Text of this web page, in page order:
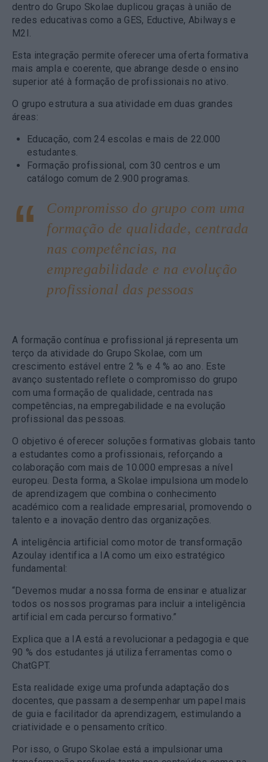
dentro do Grupo Skolae duplicou graças à união de
redes educativas como a GES, Eductive, Abilways e
M2I.
Esta integração permite oferecer uma oferta formativa
mais ampla e coerente, que abrange desde o ensino
superior até à formação de profissionais no ativo.
O grupo estrutura a sua atividade em duas grandes
áreas:
Educação, com 24 escolas e mais de 22.000
estudantes.
Formação profissional, com 30 centros e um
catálogo comum de 2.900 programas.
Compromisso do grupo com uma
formação de qualidade, centrada
nas competências, na
empregabilidade e na evolução
profissional das pessoas
A formação contínua e profissional já representa um
terço da atividade do Grupo Skolae, com um
crescimento estável entre 2 % e 4 % ao ano. Este
avanço sustentado reflete o compromisso do grupo
com uma formação de qualidade, centrada nas
competências, na empregabilidade e na evolução
profissional das pessoas.
O objetivo é oferecer soluções formativas globais tanto
a estudantes como a profissionais, reforçando a
colaboração com mais de 10.000 empresas a nível
europeu. Desta forma, a Skolae impulsiona um modelo
de aprendizagem que combina o conhecimento
académico com a realidade empresarial, promovendo o
talento e a inovação dentro das organizações.
A inteligência artificial como motor de transformação
Azoulay identifica a IA como um eixo estratégico
fundamental:
“Devemos mudar a nossa forma de ensinar e atualizar
todos os nossos programas para incluir a inteligência
artificial em cada percurso formativo.”
Explica que a IA está a revolucionar a pedagogia e que
90 % dos estudantes já utiliza ferramentas como o
ChatGPT.
Esta realidade exige uma profunda adaptação dos
docentes, que passam a desempenhar um papel mais
de guia e facilitador da aprendizagem, estimulando a
criatividade e o pensamento crítico.
Por isso, o Grupo Skolae está a impulsionar uma